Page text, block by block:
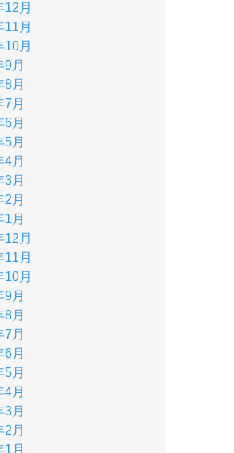
12月
11月
10月
9月
8月
7月
6月
5月
4月
3月
2月
1月
12月
11月
10月
9月
8月
7月
6月
5月
4月
3月
2月
1月